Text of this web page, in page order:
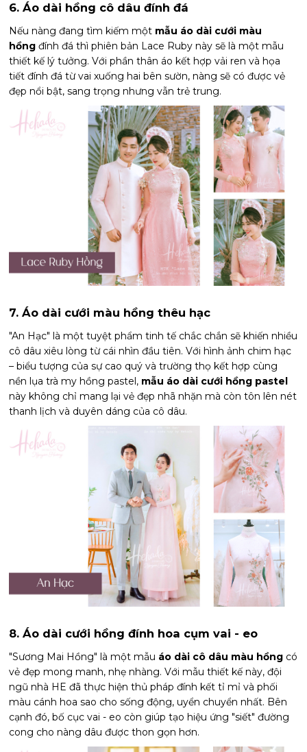
6. Áo dài hồng cô dâu đính đá
Nếu nàng đang tìm kiếm một mẫu áo dài cưới màu
hồng đính đá thì phiên bản Lace Ruby này sẽ là một mẫu
thiết kế lý tưởng. Với phần thân áo kết hợp vải ren và họa
tiết đính đá từ vai xuống hai bên sườn, nàng sẽ có được vẻ
đẹp nổi bật, sang trọng nhưng vẫn trẻ trung.
7. Áo dài cưới màu hồng thêu hạc
"An Hạc" là một tuyệt phẩm tinh tế chắc chắn sẽ khiến nhiều
cô dâu xiêu lòng từ cái nhìn đầu tiên. Với hình ảnh chim hạc
– biểu tượng của sự cao quý và trường thọ kết hợp cùng
nền lụa trà my hồng pastel, mẫu áo dài cưới hồng pastel
này không chỉ mang lại vẻ đẹp nhã nhặn mà còn tôn lên nét
thanh lịch và duyên dáng của cô dâu.
8. Áo dài cưới hồng đính hoa cụm vai - eo
"Sương Mai Hồng" là một mẫu áo dài cô dâu màu hồng có
vẻ đẹp mong manh, nhẹ nhàng. Với mẫu thiết kế này, đội
ngũ nhà HE đã thực hiện thủ pháp đính kết tỉ mỉ và phối
màu cánh hoa sao cho sống động, uyển chuyển nhất. Bên
cạnh đó, bố cục vai - eo còn giúp tạo hiệu ứng "siết" đường
cong cho nàng dâu được thon gọn hơn.